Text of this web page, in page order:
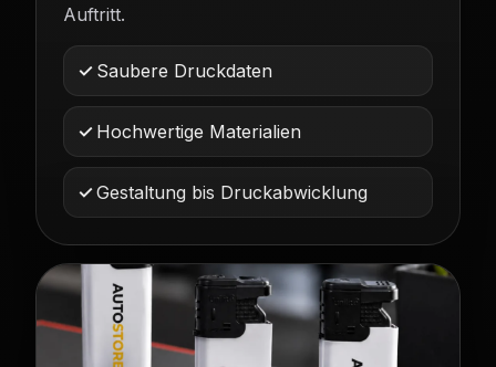
Auftritt.
Saubere Druckdaten
Hochwertige Materialien
Gestaltung bis Druckabwicklung